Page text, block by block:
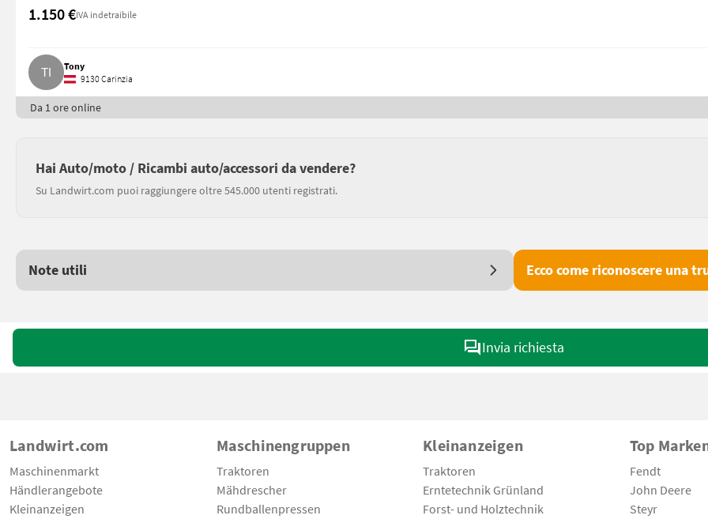
1.150 €IVA indetraibile
Tony
9130 Carinzia
Da 1 ore online
Hai Auto/moto / Ricambi auto/accessori da vendere?
Su Landwirt.com puoi raggiungere oltre 545.000 utenti registrati.
Note utili Ecco come riconoscere una
Invia richiesta
Landwirt.com
Maschinenmarkt
Händlerangebote
Kleinanzeigen
Maschinengruppen
Traktoren
Mähdrescher
Rundballenpressen
Kleinanzeigen
Traktoren
Erntetechnik Grünland
Forst- und Holztechnik
Top
Fendt
John Deere
Steyr